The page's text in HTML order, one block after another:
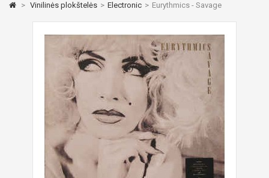
> Vinilinės plokštelės > Electronic > Eurythmics - Savage